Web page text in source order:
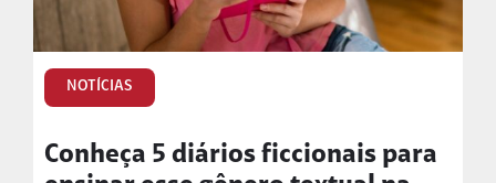
NOTÍCIAS
Conheça 5 diários ficcionais para